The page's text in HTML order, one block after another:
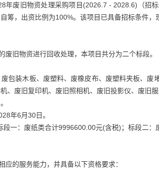
年废旧物资处理采购项目(2026.7 - 2028.6)（招
筹，出资比例为100%。该项目已具备招标条件，
旧物资进行回收处理，本项目共分为二个标段。
包装木板、废塑料、废橡皮布、废塑料夹板、废
、废旧复印机、废旧照相机、废旧投影仪、废旧服
年6月30日。
一：废纸类合计9996600.00元(含税)；标段二：
的服务能力，并具备以下资格要求：